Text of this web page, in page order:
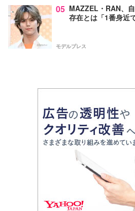
05 MAZZEL・RAN、
存在とは「1番身近
モデルプレス